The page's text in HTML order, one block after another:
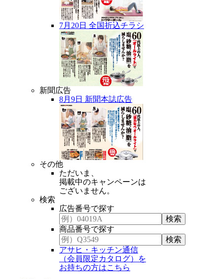
7月20日 全国折込チラシ
新聞広告
8月9日 新聞本誌広告
その他
ただいま、
掲載中のキャンペーンは
ございません。
検索
広告番号で探す
商品番号で探す
アサヒ・キッチン通信
（会員限定カタログ）を
お持ちの方はこちら